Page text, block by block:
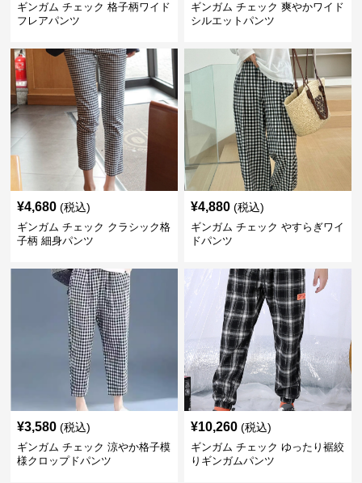
ギンガム チェック 格子柄ワイド
フレアパンツ
ギンガム チェック 爽やかワイド
シルエットパンツ
¥4,680 (税込)
ギンガム チェック クラシック格
子柄 細身パンツ
¥4,880 (税込)
ギンガム チェック やすらぎワイ
ドパンツ
¥3,580 (税込)
ギンガム チェック 涼やか格子模
様クロップドパンツ
¥10,260 (税込)
ギンガム チェック ゆったり裾絞
りギンガムパンツ